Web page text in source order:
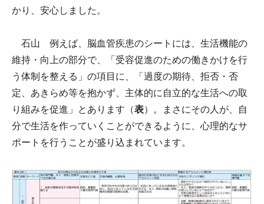
かり、安心しました。
石山 例えば、脳血管疾患のシートには、生活機能の
維持・向上の部分で、「受容促進のための働きかけを行
う体制を整える」の項目に、「過度の期待、拒否・否
定、あきらめ等を抱かず、主体的に自立的な生活への取
り組みを促進」とあります（表）。まさにその人が、自
分で生活を作っていくことができるように、心理的なサ
ポートを行うことが盛り込まれています。